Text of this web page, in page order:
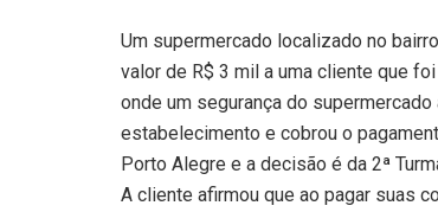
Um supermercado localizado no
valor de R$ 3 mil a uma cliente que
onde um segurança do
estabelecimento e cobrou o
Porto Alegre e a decisão é da 2ª
A cliente afirmou que ao pagar suas